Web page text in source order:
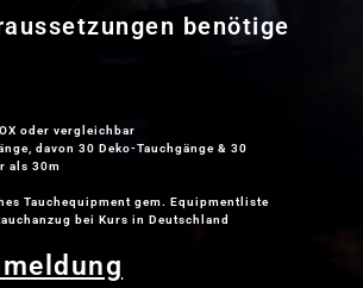
benötige
oder vergleichbar
davon 30 Deko-Tauchgänge & 30
als 30m
Tauchequipment gem. Equipmentliste
bei Kurs in Deutschland